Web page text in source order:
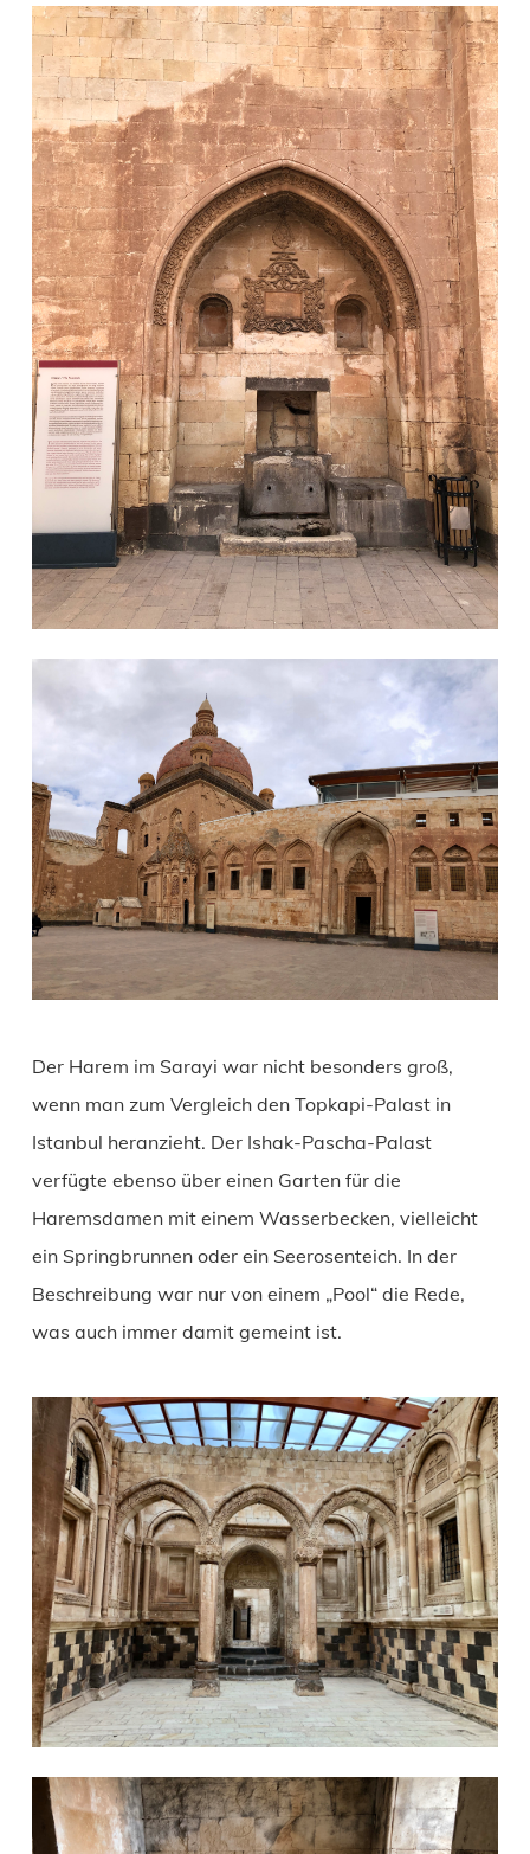
Der Harem im Sarayi war nicht besonders groß,
wenn man zum Vergleich den Topkapi-Palast in
Istanbul heranzieht. Der Ishak-Pascha-Palast
verfügte ebenso über einen Garten für die
Haremsdamen mit einem Wasserbecken, vielleicht
ein Springbrunnen oder ein Seerosenteich. In der
Beschreibung war nur von einem „Pool“ die Rede,
was auch immer damit gemeint ist.